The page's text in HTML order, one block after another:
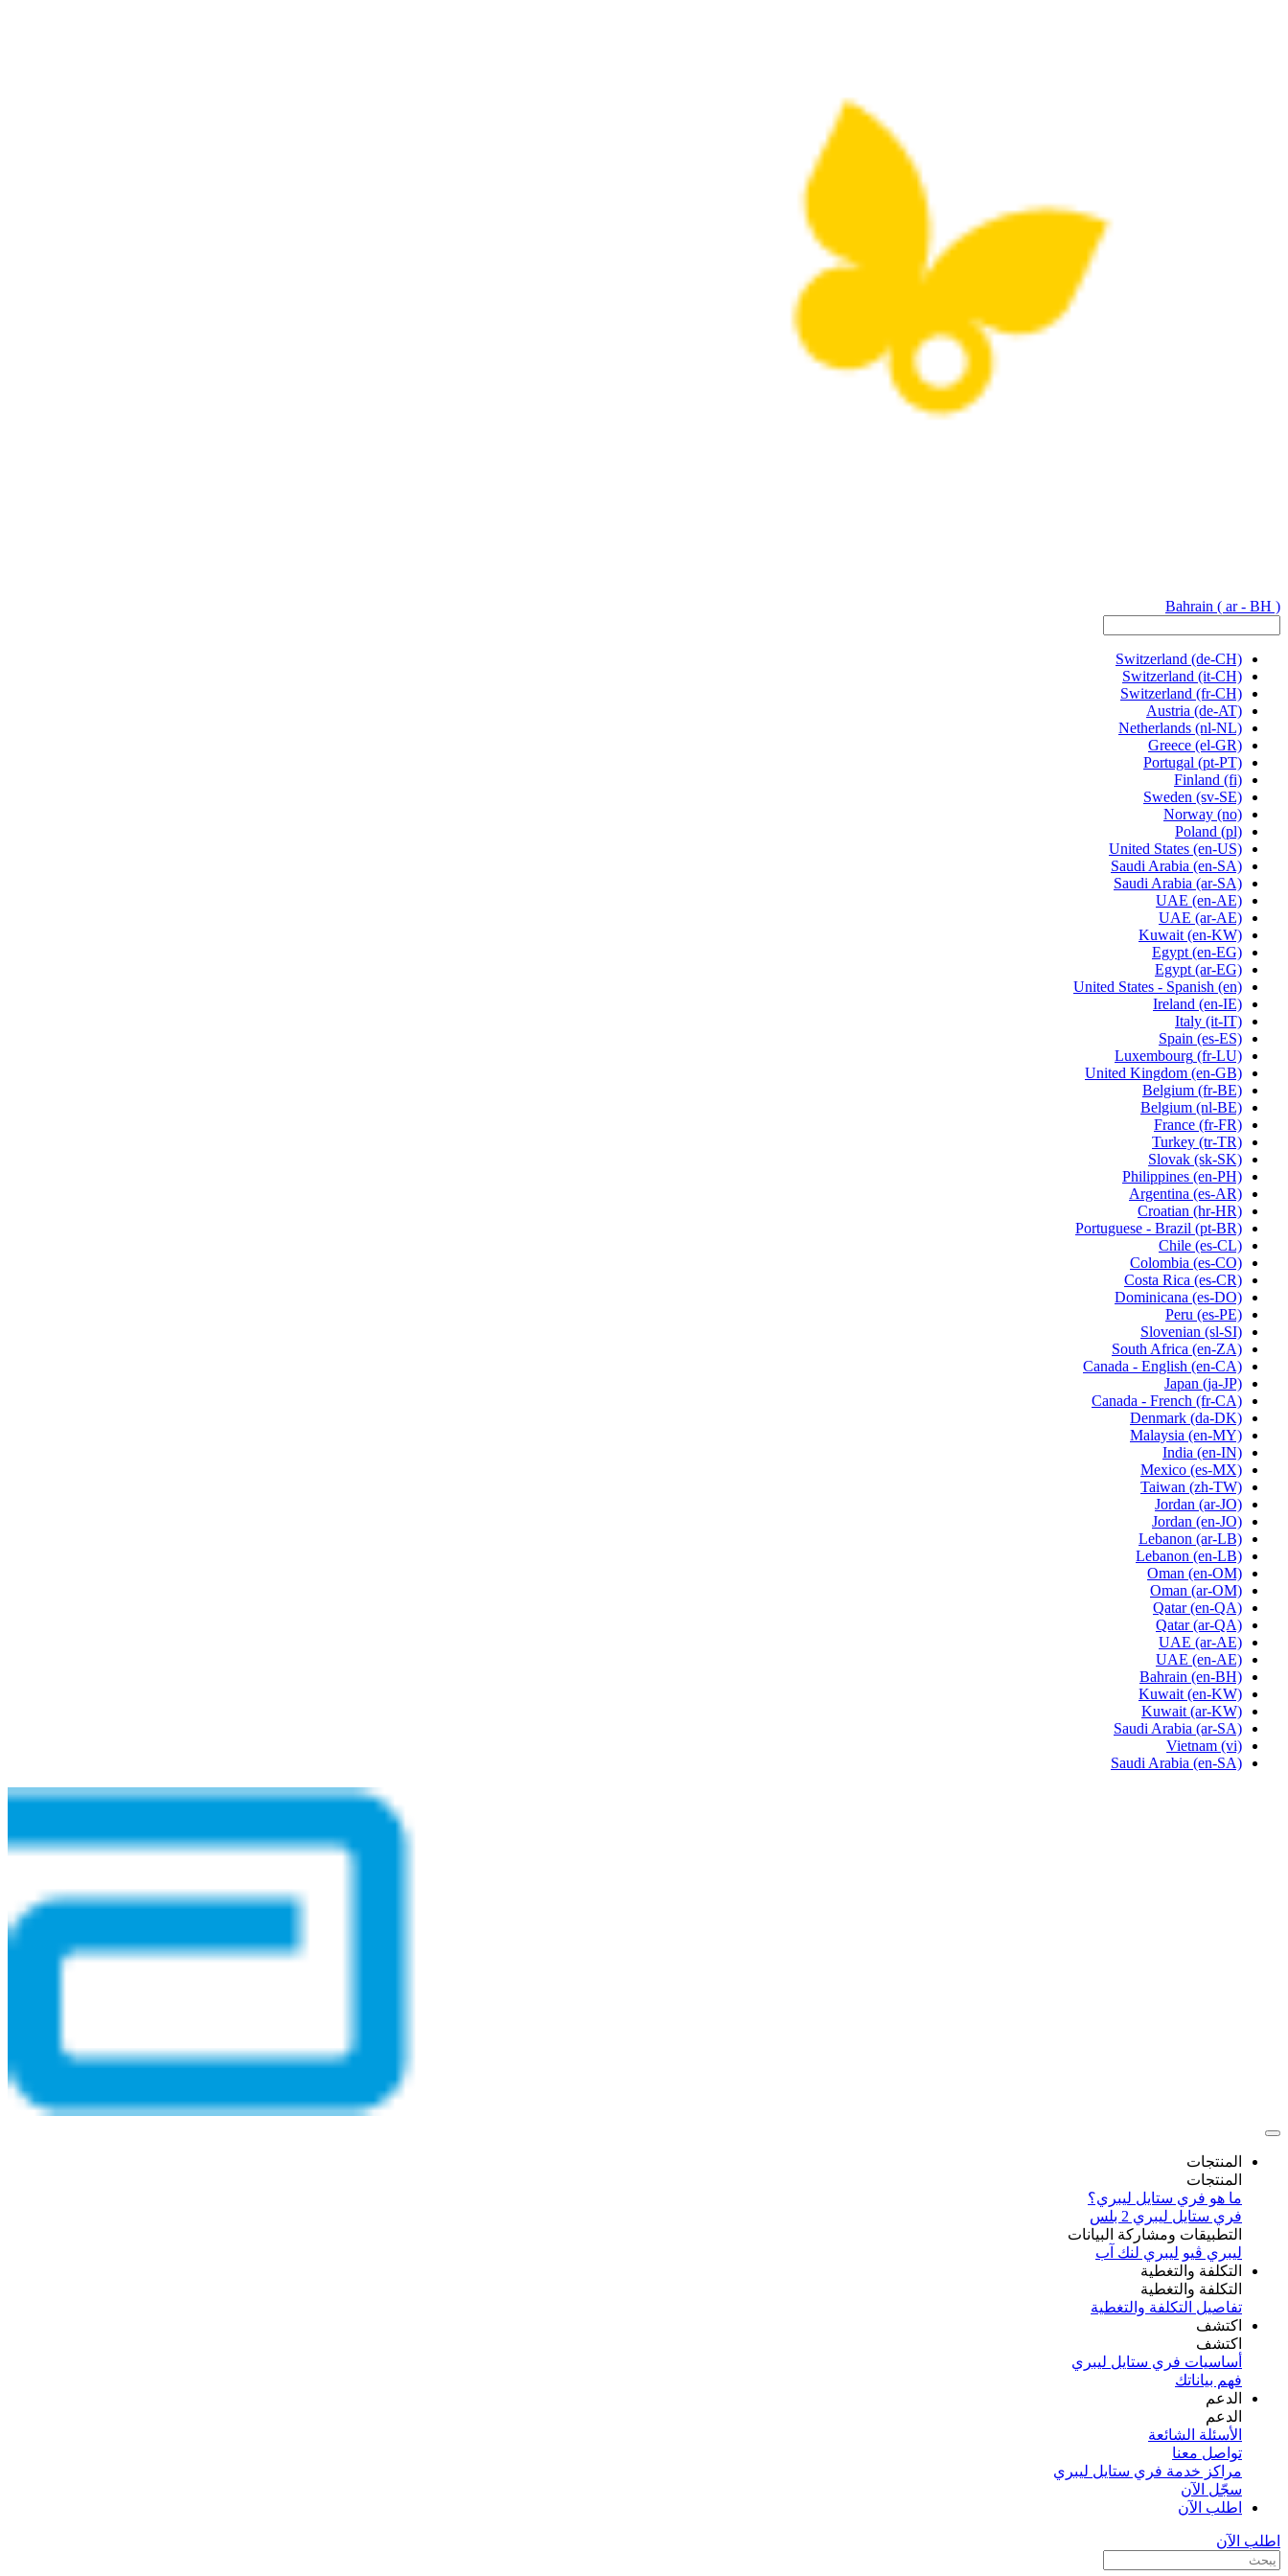
Bahrain ( ar - BH )
Switzerland (de-CH)
Switzerland (it-CH)
Switzerland (fr-CH)
Austria (de-AT)
Netherlands (nl-NL)
Greece (el-GR)
Portugal (pt-PT)
Finland (fi)
Sweden (sv-SE)
Norway (no)
Poland (pl)
United States (en-US)
Saudi Arabia (en-SA)
Saudi Arabia (ar-SA)
UAE (en-AE)
UAE (ar-AE)
Kuwait (en-KW)
Egypt (en-EG)
Egypt (ar-EG)
United States - Spanish (en)
Ireland (en-IE)
Italy (it-IT)
Spain (es-ES)
Luxembourg (fr-LU)
United Kingdom (en-GB)
Belgium (fr-BE)
Belgium (nl-BE)
France (fr-FR)
Turkey (tr-TR)
Slovak (sk-SK)
Philippines (en-PH)
Argentina (es-AR)
Croatian (hr-HR)
Portuguese - Brazil (pt-BR)
Chile (es-CL)
Colombia (es-CO)
Costa Rica (es-CR)
Dominicana (es-DO)
Peru (es-PE)
Slovenian (sl-SI)
South Africa (en-ZA)
Canada - English (en-CA)
Japan (ja-JP)
Canada - French (fr-CA)
Denmark (da-DK)
Malaysia (en-MY)
India (en-IN)
Mexico (es-MX)
Taiwan (zh-TW)
Jordan (ar-JO)
Jordan (en-JO)
Lebanon (ar-LB)
Lebanon (en-LB)
Oman (en-OM)
Oman (ar-OM)
Qatar (en-QA)
Qatar (ar-QA)
UAE (ar-AE)
UAE (en-AE)
Bahrain (en-BH)
Kuwait (en-KW)
Kuwait (ar-KW)
Saudi Arabia (ar-SA)
Vietnam (vi)
Saudi Arabia (en-SA)
المنتجات
المنتجات
ما هو فري ستايل ليبري؟
فري ستايل ليبري 2 بلس​
التطبيقات ومشاركة البيانات
ليبري ڤيو ليبري لنك آب
التكلفة والتغطية
التكلفة والتغطية
تفاصيل التكلفة والتغطية
اكتشف​
اكتشف​
أساسيات فري ستايل ليبري
فهم بياناتك
الدعم
الدعم
الأسئلة الشائعة
تواصل معنا
مراكز خدمة فري ستايل ليبري
سجّل الآن​
اطلب الآن
اطلب الآن